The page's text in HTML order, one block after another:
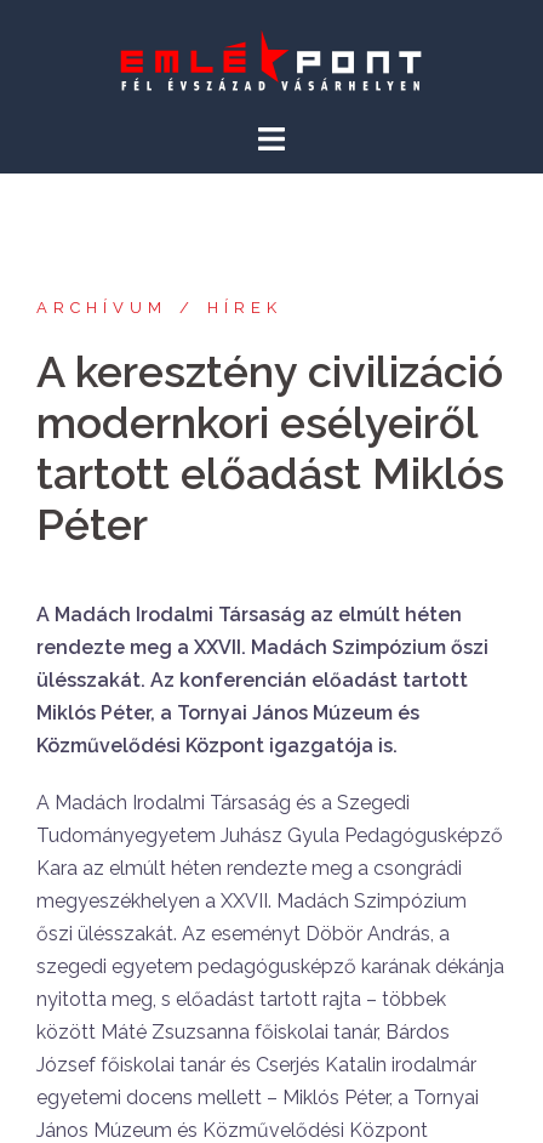
ARCHÍVUM HÍREK
A keresztény civilizáció
modernkori esélyeiről
tartott előadást Miklós
Péter
A Madách Irodalmi Társaság az elmúlt héten
rendezte meg a XXVII. Madách Szimpózium őszi
ülésszakát. Az konferencián előadást tartott
Miklós Péter, a Tornyai János Múzeum és
Közművelődési Központ igazgatója is.
A Madách Irodalmi Társaság és a Szegedi
Tudományegyetem Juhász Gyula Pedagógusképző
Kara az elmúlt héten rendezte meg a csongrádi
megyeszékhelyen a XXVII. Madách Szimpózium
őszi ülésszakát. Az eseményt Döbör András, a
szegedi egyetem pedagógusképző karának dékánja
nyitotta meg, s előadást tartott rajta – többek
között Máté Zsuzsanna főiskolai tanár, Bárdos
József főiskolai tanár és Cserjés Katalin irodalmár
egyetemi docens mellett – Miklós Péter, a Tornyai
János Múzeum és Közművelődési Központ